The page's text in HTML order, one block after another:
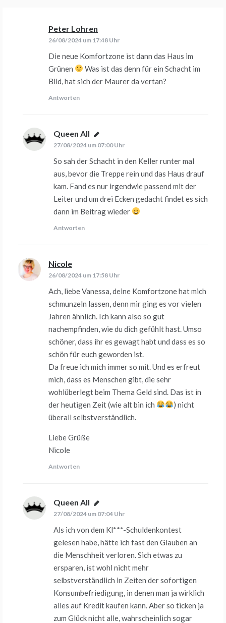
Peter Lohren
26/08/2024 um 17:48 Uhr
Die neue Komfortzone ist dann das Haus im
Grünen
Was ist das denn für ein Schacht im
Bild, hat sich der Maurer da vertan?
Antworten
Queen All sagt:
27/08/2024 um 07:00 Uhr
So sah der Schacht in den Keller runter mal
aus, bevor die Treppe rein und das Haus drauf
kam. Fand es nur irgendwie passend mit der
Leiter und um drei Ecken gedacht findet es sich
dann im Beitrag wieder
Antworten
Nicole
26/08/2024 um 17:58 Uhr
Ach, liebe Vanessa, deine Komfortzone hat mich
schmunzeln lassen, denn mir ging es vor vielen
Jahren ähnlich. Ich kann also so gut
nachempfinden, wie du dich gefühlt hast. Umso
schöner, dass ihr es gewagt habt und dass es so
schön für euch geworden ist.
Da freue ich mich immer so mit. Und es erfreut
mich, dass es Menschen gibt, die sehr
wohlüberlegt beim Thema Geld sind. Das ist in
der heutigen Zeit (wie alt bin ich
) nicht
überall selbstverständlich.
Liebe Grüße
Nicole
Antworten
Queen All sagt:
27/08/2024 um 07:04 Uhr
Als ich von dem Kl***-Schuldenkontest
gelesen habe, hätte ich fast den Glauben an
die Menschheit verloren. Sich etwas zu
ersparen, ist wohl nicht mehr
selbstverständlich in Zeiten der sofortigen
Konsumbefriedigung, in denen man ja wirklich
alles auf Kredit kaufen kann. Aber so ticken ja
zum Glück nicht alle, wahrscheinlich sogar